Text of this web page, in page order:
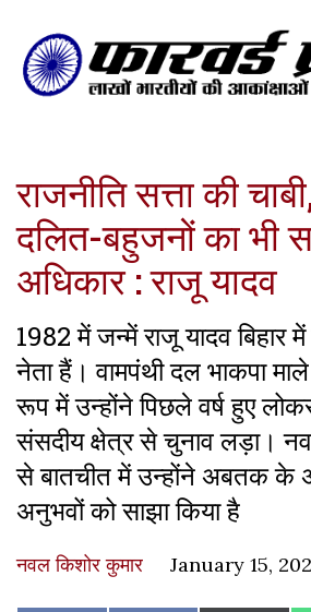
राजनीति सत्ता की
दलित-बहुजनों का भी
अधिकार : राजू यादव
1982 में जन्में राजू यादव
नेता हैं। वामपंथी दल भाकपा
रूप में उन्होंने पिछले वर्ष हुए
संसदीय क्षेत्र से चुनाव लड़ा।
से बातचीत में उन्होंने अबतक के
अनुभवों को साझा किया है
नवल किशोर कुमार January 15,